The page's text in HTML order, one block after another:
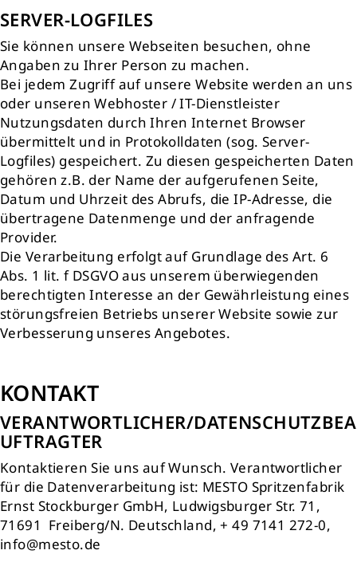
SERVER-LOGFILES
Sie können unsere Webseiten besuchen, ohne
Angaben zu Ihrer Person zu machen.
Bei jedem Zugriff auf unsere Website werden an uns
oder unseren Webhoster / IT-Dienstleister
Nutzungsdaten durch Ihren Internet Browser
übermittelt und in Protokolldaten (sog. Server-
Logfiles) gespeichert. Zu diesen gespeicherten Daten
gehören z.B. der Name der aufgerufenen Seite,
Datum und Uhrzeit des Abrufs, die IP-Adresse, die
übertragene Datenmenge und der anfragende
Provider.
Die Verarbeitung erfolgt auf Grundlage des Art. 6
Abs. 1 lit. f DSGVO aus unserem überwiegenden
berechtigten Interesse an der Gewährleistung eines
störungsfreien Betriebs unserer Website sowie zur
Verbesserung unseres Angebotes.
KONTAKT
VERANTWORTLICHER/DATENSCHUTZBEA
UFTRAGTER
Kontaktieren Sie uns auf Wunsch. Verantwortlicher
für die Datenverarbeitung ist: MESTO Spritzenfabrik
Ernst Stockburger GmbH, Ludwigsburger Str. 71,
71691 Freiberg/N. Deutschland, + 49 7141 272-0,
info@mesto.de